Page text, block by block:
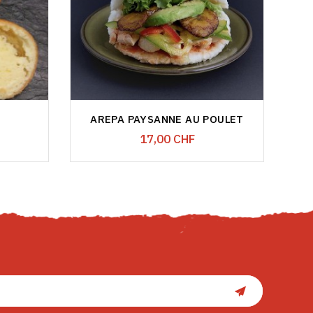
AREPA PAYSANNE AU POULET
Prix
17,00 CHF